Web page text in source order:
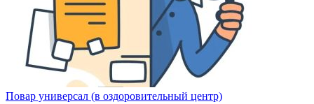
Повар универсал (в оздоровительный центр)